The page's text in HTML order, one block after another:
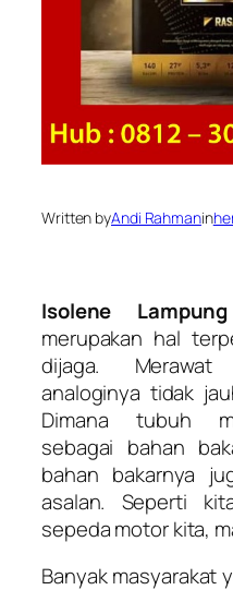
Written byAndi Rahmanin
Isolene
merupakan hal
dijaga.
analoginya tidak
Dimana tubuh
sebagai bahan
bahan bakarnya
asalan. Seperti
sepeda motor kita,
Banyak masyarakat